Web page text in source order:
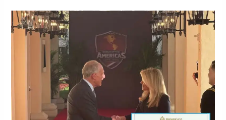
Presidente
Nasry
Cumbre